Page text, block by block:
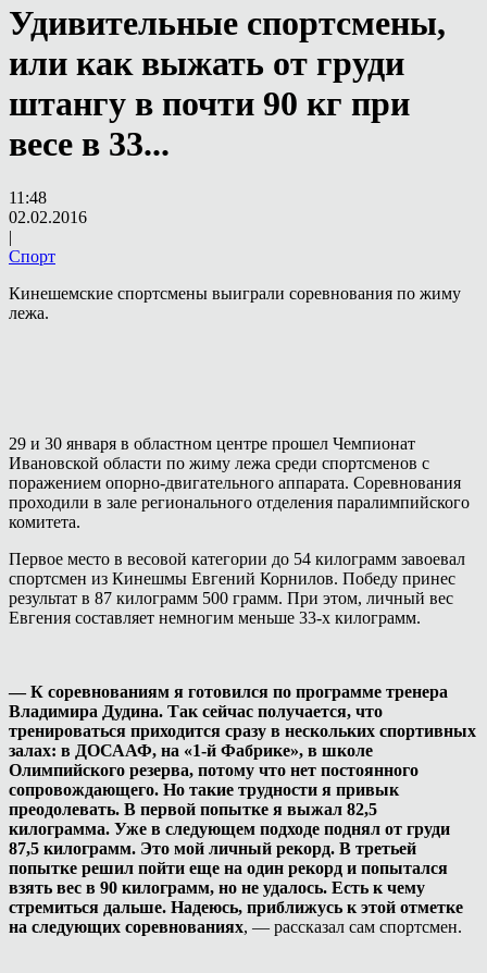
Удивительные спортсмены,
или как выжать от груди
штангу в почти 90 кг при
весе в 33...
11:48
02.02.2016
|
Спорт
Кинешемские спортсмены выиграли соревнования по жиму
лежа.
29 и 30 января в областном центре прошел Чемпионат
Ивановской области по жиму лежа среди спортсменов с
поражением опорно-двигательного аппарата. Соревнования
проходили в зале регионального отделения паралимпийского
комитета.
Первое место в весовой категории до 54 килограмм завоевал
спортсмен из Кинешмы Евгений Корнилов. Победу принес
результат в 87 килограмм 500 грамм. При этом, личный вес
Евгения составляет немногим меньше 33-х килограмм.
— К соревнованиям я готовился по программе тренера
Владимира Дудина. Так сейчас получается, что
тренироваться приходится сразу в нескольких спортивных
залах: в ДОСААФ, на «1-й Фабрике», в школе
Олимпийского резерва, потому что нет постоянного
сопровождающего. Но такие трудности я привык
преодолевать. В первой попытке я выжал 82,5
килограмма. Уже в следующем подходе поднял от груди
87,5 килограмм. Это мой личный рекорд. В третьей
попытке решил пойти еще на один рекорд и попытался
взять вес в 90 килограмм, но не удалось. Есть к чему
стремиться дальше. Надеюсь, приближусь к этой отметке
на следующих соревнованиях, — рассказал сам спортсмен.